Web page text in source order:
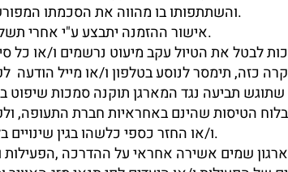
והשתתפותו בו מהווה את הסכמתו המפורשת לתנאים אלו.
2. אישור ההזמנה יתבצע ע"י אחרי תשלום מלא.
ו/או החזר כספי כלשהו בגין שינויים בלוח הטיסות.